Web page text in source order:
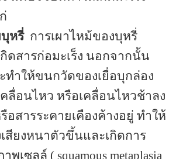
หรี่ การเผาไหม้ของบุหรี่
ดสารก่อมะเร็ง นอกจากนั้น
ทำให้ขนกวัดของเยื่อบุกล่อง
คลื่อนไหว หรือเคลื่อนไหวช้าลง
อสารระคายเคืองค้างอยู่ ทำให้
สียงหนาตัวขึ้นและเกิดการ
พเซลล์ ( squamous metaplasia